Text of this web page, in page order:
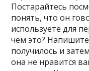
Постарайтесь
понять, что он
используете для
чем это?
получилось и
она не нравится